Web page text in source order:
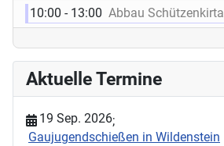
10:00 - 13:00 Abbau Schützenkirta
Aktuelle Termine
19 Sep. 2026;
Gaujugendschießen in Wildenstein